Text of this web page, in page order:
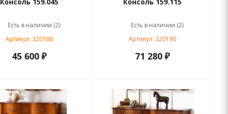
Есть в наличии (2)
Артикул: 320188
45 600 ₽
Есть в наличии (2)
Артикул: 320190
71 280 ₽